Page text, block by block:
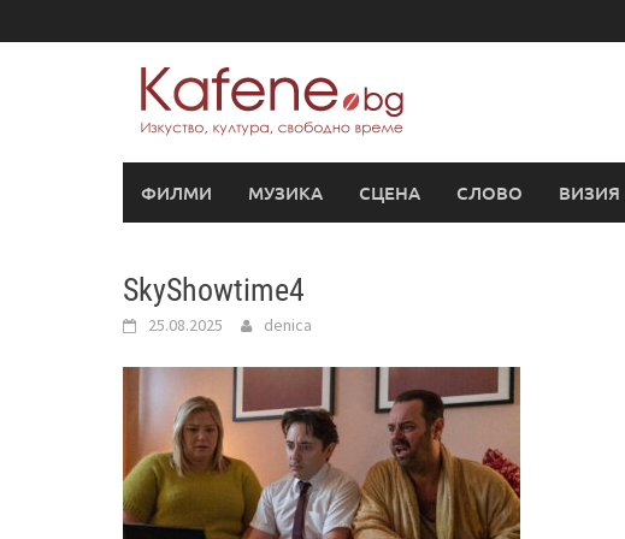
to
ФИЛМИ МУЗИКА СЦЕНА СЛОВО ВИЗИЯ
SkyShowtime4
25.08.2025 denica